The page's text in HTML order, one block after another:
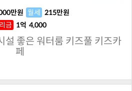
만원 월세 215만원
금 1억 4,000
설 좋은 워터룸 키즈풀 키즈카
페